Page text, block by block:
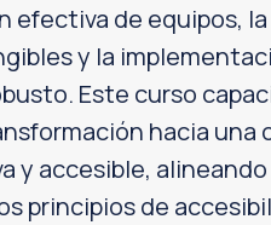
efectiva de equipos, la
y la
Este curso
hacia una
y accesible,
principios de